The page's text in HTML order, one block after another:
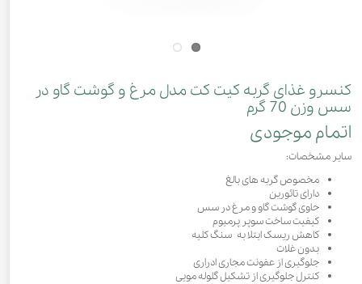
کنسرو غذای گربه کیت کت مدل مرغ و گوشت گاو در
سس وزن 70 گرم
اتمام موجودی
سایر مشخصات:
مخصوص گربه های بالغ
دارای تائورین
حاوی گوشت گاو و مرغ در سس
کیفیت ساخت سوپر پرمیوم
کاهش ریسک ابتلا به سنگ کلیه
بدون غلات
جلوگیری از عفونت مجاری ادراری
کنترل جلوگیری از تشکیل گلوله مویی